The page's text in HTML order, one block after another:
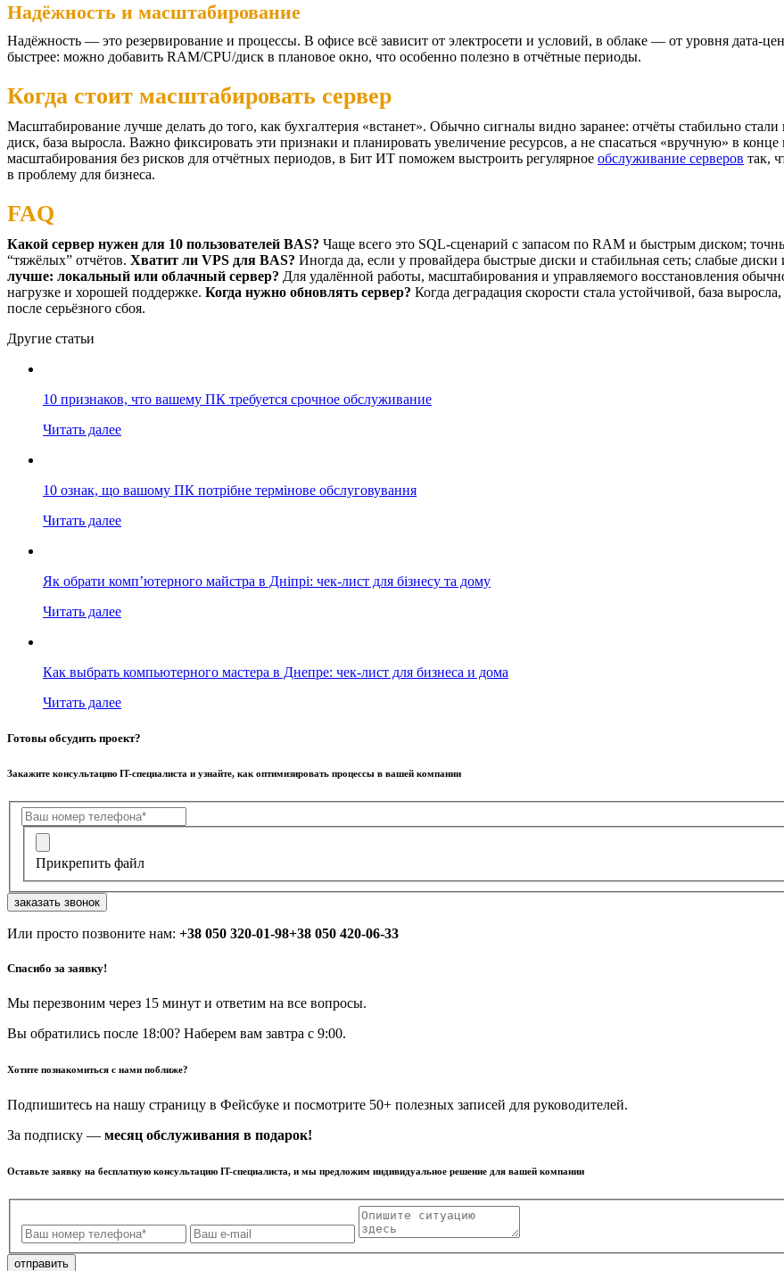
Надёжность и масштабирование
Надёжность — это резервирование и процессы. В офисе всё зависит от электросети и условий, в облаке — от уровня дата-
быстрее: можно добавить RAM/CPU/диск в плановое окно, что особенно полезно в отчётные периоды.
Когда стоит масштабировать сервер
Масштабирование лучше делать до того, как бухгалтерия «встанет». Обычно сигналы видно заранее: отчёты стабильно
диск, база выросла. Важно фиксировать эти признаки и планировать увеличение ресурсов, а не спасаться «вручную» в
масштабирования без рисков для отчётных периодов, в Бит ИТ поможем выстроить регулярное обслуживание серверов так,
в проблему для бизнеса.
FAQ
Какой сервер нужен для 10 пользователей BAS? Чаще всего это SQL-сценарий с запасом по RAM и быстрым диском;
“тяжёлых” отчётов. Хватит ли VPS для BAS? Иногда да, если у провайдера быстрые диски и стабильная сеть; слабые
лучше: локальный или облачный сервер? Для удалённой работы, масштабирования и управляемого восстановления
нагрузке и хорошей поддержке. Когда нужно обновлять сервер? Когда деградация скорости стала устойчивой, база
после серьёзного сбоя.
Другие статьи
10 признаков, что вашему ПК требуется срочное обслуживание
Читать далее
10 ознак, що вашому ПК потрібне термінове обслуговування
Читать далее
Як обрати комп’ютерного майстра в Дніпрі: чек-лист для бізнесу та дому
Читать далее
Как выбрать компьютерного мастера в Днепре: чек-лист для бизнеса и дома
Читать далее
Готовы обсудить проект?
Закажите консультацию IT-специалиста и узнайте, как оптимизировать процессы в вашей компании
Прикрепить файл
заказать звонок
Или просто позвоните нам: +38 050 320-01-98+38 050 420-06-33
Спасибо за заявку!
Мы перезвоним через 15 минут и ответим на все вопросы.
Вы обратились после 18:00? Наберем вам завтра с 9:00.
Хотите познакомиться с нами поближе?
Подпишитесь на нашу страницу в Фейсбуке и посмотрите 50+ полезных записей для руководителей.
За подписку — месяц обслуживания в подарок!
Оставьте заявку на бесплатную консультацию IT-специалиста, и мы предложим индивидуальное решение для вашей компании
отправить